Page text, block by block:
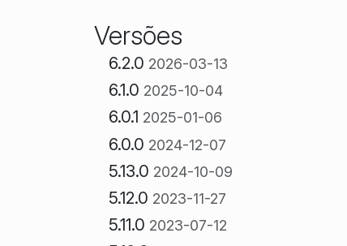
Versões
6.2.0 2026-03-13
6.1.0 2025-10-04
6.0.1 2025-01-06
6.0.0 2024-12-07
5.13.0 2024-10-09
5.12.0 2023-11-27
5.11.0 2023-07-12